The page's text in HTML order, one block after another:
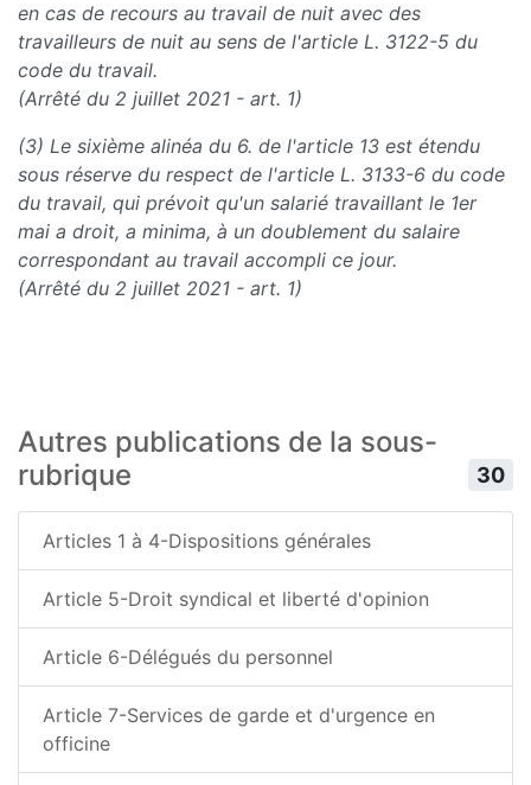
en cas de recours au travail de nuit avec des
travailleurs de nuit au sens de l'article L. 3122-5 du
code du travail.
(Arrêté du 2 juillet 2021 - art. 1)
(3) Le sixième alinéa du 6. de l'article 13 est étendu
sous réserve du respect de l'article L. 3133-6 du code
du travail, qui prévoit qu'un salarié travaillant le 1er
mai a droit, a minima, à un doublement du salaire
correspondant au travail accompli ce jour.
(Arrêté du 2 juillet 2021 - art. 1)
Autres publications de la sous-
rubrique
30
Articles 1 à 4-Dispositions générales
Article 5-Droit syndical et liberté d'opinion
Article 6-Délégués du personnel
Article 7-Services de garde et d'urgence en
officine